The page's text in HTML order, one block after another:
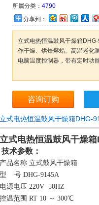
所属分类： 4790
分享到：
立式电热恒温鼓风干燥箱
作干燥、烘焙熔蜡、高温老化
电脑温度控制器，带有定时功
咨询订购
立式电热恒温鼓风干燥箱DHG-
立式电热恒温鼓风干燥
技术参数：
产品名称 立式鼓风干燥箱
型 号 DHG-9145A
电源电压 220V 50HZ
控温范围 RT 10 ～ 300℃